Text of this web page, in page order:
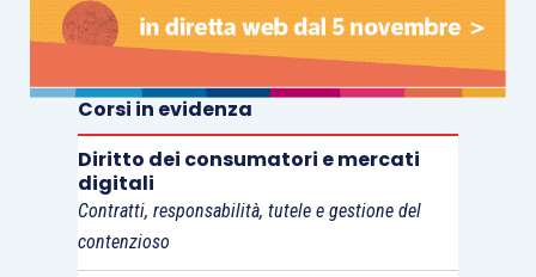
Corsi in evidenza
Diritto dei consumatori e mercati
digitali
Contratti, responsabilità, tutele e gestione del
contenzioso